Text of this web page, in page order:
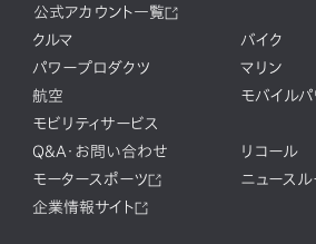
公式アカウント一覧
クルマ
バイク
パワープロダクツ
マリン
航空
モバイルパ
モビリティサービス
Q&A・お問い合わせ
リコール
モータースポーツ
ニュースル
企業情報サイト